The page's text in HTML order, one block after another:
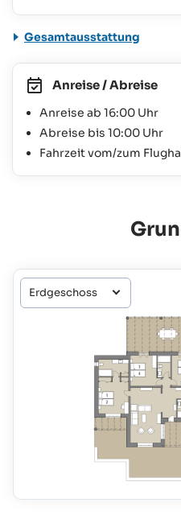
Gesamtausstattung
Anreise / Abreise
Anreise ab 16:00 Uhr
Abreise bis 10:00 Uhr
Fahrzeit vom/zum